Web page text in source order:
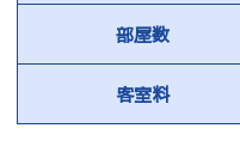
部屋数
客室料